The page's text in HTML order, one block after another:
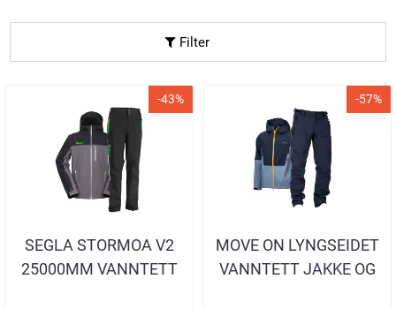
Filter
-43%
SEGLA STORMOA V2
25000MM VANNTETT
-57%
MOVE ON LYNGSEIDET
VANNTETT JAKKE OG